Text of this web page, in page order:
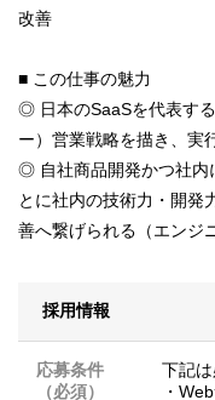
改善
■ この仕事の魅力
◎ 日本のSaaSを代表す
ー）営業戦略を描き、実
◎ 自社商品開発かつ社内
とに社内の技術力・開発
善へ繋げられる（エンジ
採用情報
応募条件
（必須）
下記は
・